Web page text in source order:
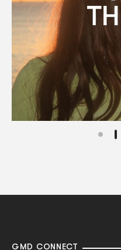
GMD CONNECT